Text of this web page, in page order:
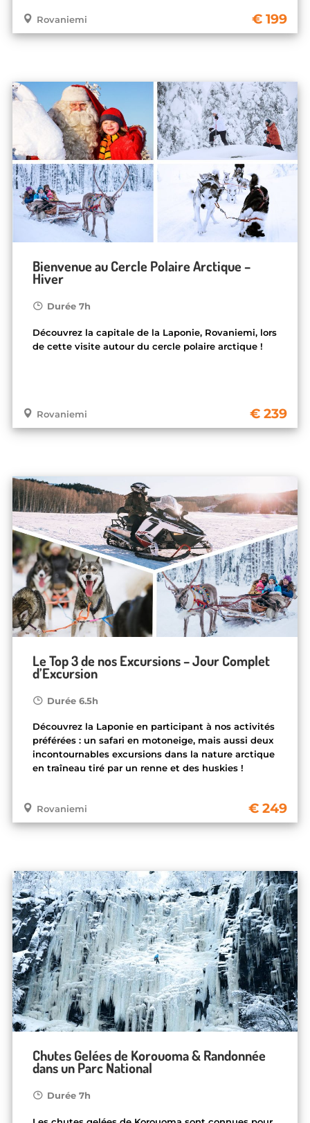
Rovaniemi 199
Bienvenue au Cercle Polaire Arctique –
Hiver
Durée 7h
Découvrez la capitale de la Laponie, Rovaniemi, lors
de cette visite autour du cercle polaire arctique !
Rovaniemi 239
Le Top 3 de nos Excursions – Jour Complet
d’Excursion
Durée 6.5h
Découvrez la Laponie en participant à nos activités
préférées : un safari en motoneige, mais aussi deux
incontournables excursions dans la nature arctique
en traîneau tiré par un renne et des huskies !
Rovaniemi 249
Chutes Gelées de Korouoma & Randonnée
dans un Parc National
Durée 7h